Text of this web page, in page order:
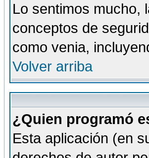
Lo sentimos mucho,
conceptos de
como venia,
Volver arriba
¿Quien programó
Esta aplicación (en